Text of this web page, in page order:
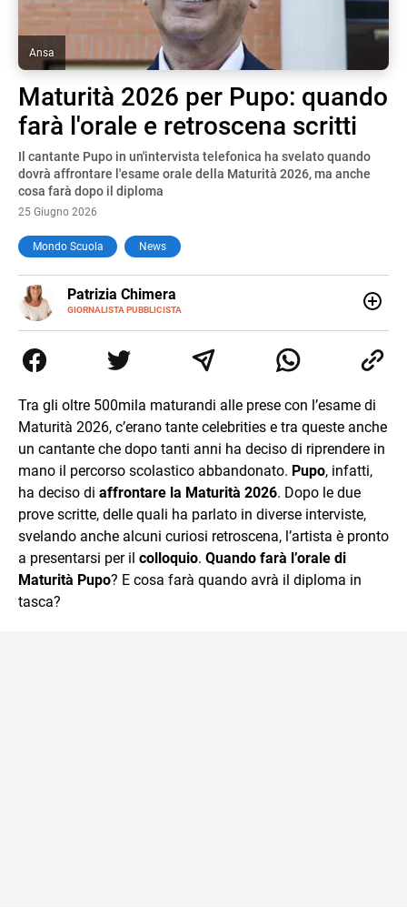
Ansa
Maturità 2026 per Pupo: quando
farà l'orale e retroscena scritti
Il cantante Pupo in un'intervista telefonica ha svelato quando
dovrà affrontare l'esame orale della Maturità 2026, ma anche
cosa farà dopo il diploma
25 Giugno 2026
Mondo Scuola News
Patrizia Chimera
GIORNALISTA PUBBLICISTA
E-
MAIL
LINKEDIN
collaborato con grandi gruppi editoriali e agenzie di
comunicazione specializzandosi nella scrittura di articoli
Tra gli oltre 500mila maturandi alle prese con l’esame di
Maturità 2026, c’erano tante celebrities e tra queste anche
un cantante che dopo tanti anni ha deciso di riprendere in
mano il percorso scolastico abbandonato. Pupo, infatti,
ha deciso di affrontare la Maturità 2026. Dopo le due
prove scritte, delle quali ha parlato in diverse interviste,
svelando anche alcuni curiosi retroscena, l’artista è pronto
a presentarsi per il colloquio. Quando farà l’orale di
Maturità Pupo? E cosa farà quando avrà il diploma in
tasca?